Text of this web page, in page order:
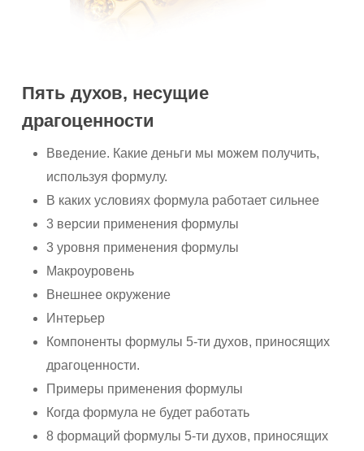
Пять духов, несущие
драгоценности
Введение. Какие деньги мы можем получить,
используя формулу.
В каких условиях формула работает сильнее
3 версии применения формулы
3 уровня применения формулы
Макроуровень
Внешнее окружение
Интерьер
Компоненты формулы 5-ти духов, приносящих
драгоценности.
Примеры применения формулы
Когда формула не будет работать
8 формаций формулы 5-ти духов, приносящих